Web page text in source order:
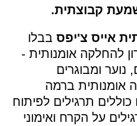
קבוצתית.
אייס צ'יפס בבלו
להחלקה אומנותית -
נוער ומבוגרים
אומנותית ברמה
תרגילים לפיתוח
על הקרח ואימוני